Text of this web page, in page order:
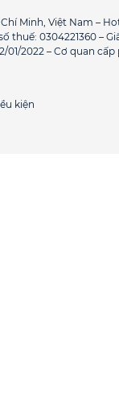
Minh, Việt Nam –
thuế: 0304221360 –
01/2022 – Cơ quan cấp
kiện